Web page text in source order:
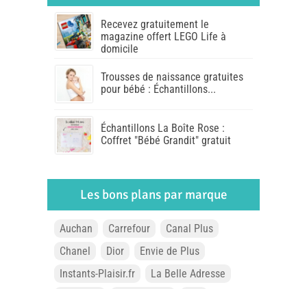
Recevez gratuitement le
magazine offert LEGO Life à
domicile
Trousses de naissance gratuites
pour bébé : Échantillons...
Échantillons La Boîte Rose :
Coffret "Bébé Grandit" gratuit
Les bons plans par marque
Auchan Carrefour
Canal Plus
Chanel
Dior
Envie de Plus
Instants-Plaisir.fr
La Belle Adresse